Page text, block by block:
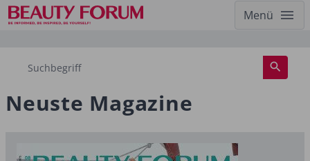
Menü
Neuste Magazine